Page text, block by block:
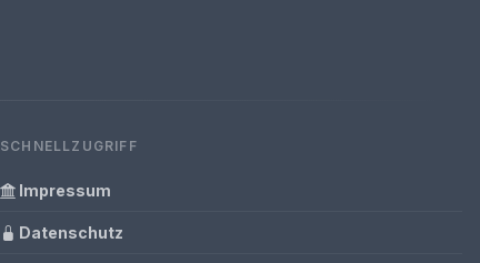
SCHNELLZUGRIFF
Impressum
Datenschutz